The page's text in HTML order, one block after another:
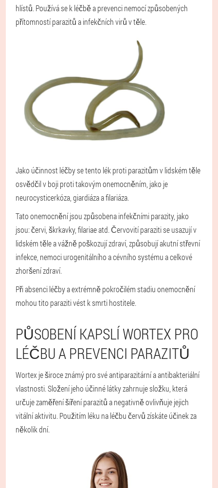
hlístů. Používá se k léčbě a prevenci nemocí způsobených
přítomností parazitů a infekčních virů v těle.
Jako účinnost léčby se tento lék proti parazitům v lidském těle
osvědčil v boji proti takovým onemocněním, jako je
neurocysticerkóza, giardiáza a filariáza.
Tato onemocnění jsou způsobena infekčními parazity, jako
jsou: červi, škrkavky, filariae atd. Červovití paraziti se usazují v
lidském těle a vážně poškozují zdraví, způsobují akutní střevní
infekce, nemoci urogenitálního a cévního systému a celkové
zhoršení zdraví.
Při absenci léčby a extrémně pokročilém stadiu onemocnění
mohou tito paraziti vést k smrti hostitele.
PŮSOBENÍ KAPSLÍ WORTEX PRO
LÉČBU A PREVENCI PARAZITŮ
Wortex je široce známý pro své antiparazitární a antibakteriální
vlastnosti. Složení jeho účinné látky zahrnuje složku, která
určuje zaměření šíření parazitů a negativně ovlivňuje jejich
vitální aktivitu. Použitím léku na léčbu červů získáte účinek za
několik dní.